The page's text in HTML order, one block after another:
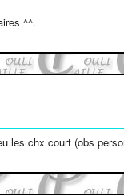
^^.
les chx court (obs